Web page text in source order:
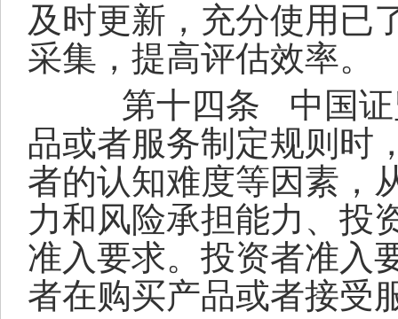
及时更新，充分使用已
采集，提高评估效率。
第十四条
中国
品或者服务制定规则时
者的认知难度等因素，
力和风险承担能力、投
准入要求。投资者准入
者在购买产品或者接受